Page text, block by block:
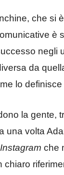
che si
è
negli
da
lo definisce
la gente,
una volta
Instagram che
chiaro